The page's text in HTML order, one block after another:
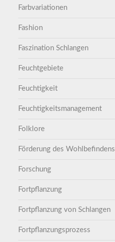
Farbvariationen
Fashion
Faszination Schlangen
Feuchtgebiete
Feuchtigkeit
Feuchtigkeitsmanagement
Folklore
Förderung des Wohlbefindens
Forschung
Fortpflanzung
Fortpflanzung von Schlangen
Fortpflanzungsprozess